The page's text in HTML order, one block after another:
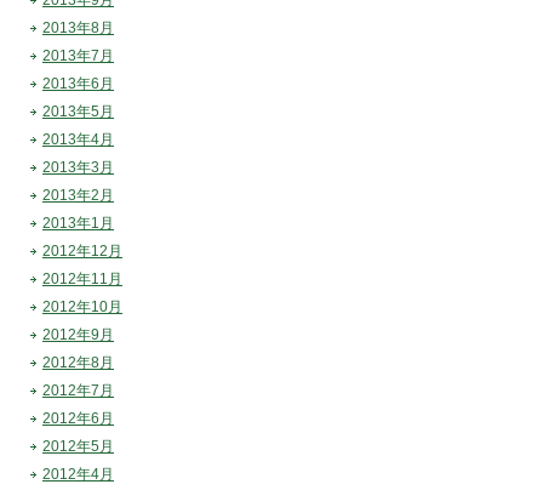
2013年8月
2013年7月
2013年6月
2013年5月
2013年4月
2013年3月
2013年2月
2013年1月
2012年12月
2012年11月
2012年10月
2012年9月
2012年8月
2012年7月
2012年6月
2012年5月
2012年4月